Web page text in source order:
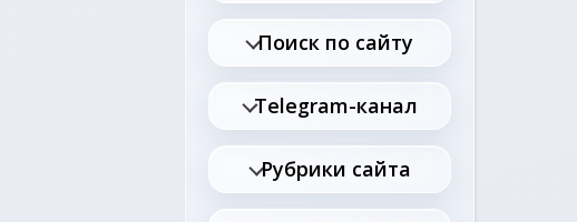
Поиск по сайту
Telegram-канал
Рубрики сайта